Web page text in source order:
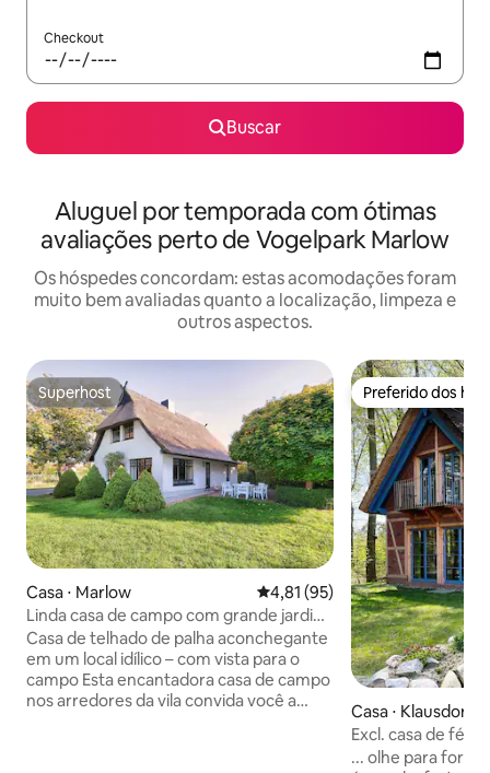
Checkout
Buscar
Aluguel por temporada com ótimas
avaliações perto de Vogelpark Marlow
Os hóspedes concordam: estas acomodações foram
muito bem avaliadas quanto a localização, limpeza e
outros aspectos.
Superhost
Superhost
Casa ⋅ Marlow 4,81 de uma avaliação média
4,81 (95)
Linda casa de campo com grande jardim
e lareira
Casa de telhado de palha aconchegante
em um local idílico – com vista para o
campo Esta encantadora casa de campo
nos arredores da vila convida você a
Preferido dos
Preferido dos
Casa ⋅ Klausdorf
Excl. casa de
para a água
... olhe para fora